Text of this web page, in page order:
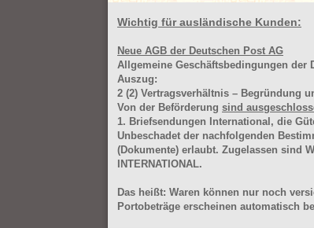
Wichtig für ausländische Kunden:
Neue AGB der Deutschen Post AG
Allgemeine Geschäftsbedingungen der
Auszug:
2 (2) Vertragsverhältnis – Begründung
Von der Beförderung sind
1. Briefsendungen International, die
Unbeschadet der nachfolgenden
(Dokumente) erlaubt. Zugelassen sind
INTERNATIONAL.
Das heißt: Waren können nur noch
Portobeträge erscheinen automatisch